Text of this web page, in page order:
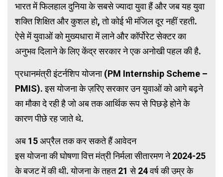
भारत में फिलहाल दुनिया के सबसे ज्यादा युवा हैं और जब यह युवा
शक्ति शिक्षित और कुशल हो, तो कोई भी मंजिल दूर नहीं रहती.
ऐसे में युवाओं को मुख्यधारा में लाने और कॉर्पोरेट सेक्टर का
अनुभव दिलाने के लिए केंद्र सरकार ने एक अनोखी पहल की है.
प्रधानमंत्री इंटर्नशिप योजना (PM Internship Scheme –
PMIS). इस योजना के ज़रिए सरकार उन युवाओं को आगे बढ़ने
का मौका दे रही है जो अब तक आर्थिक रूप से पिछड़े होने के
कारण पीछे रह जाते थे.
अब 15 अप्रैल तक कर सकते हैं आवेदन
इस योजना की घोषणा वित्त मंत्री निर्मला सीतारमण ने 2024-25
के बजट में की थी. योजना के तहत 21 से 24 वर्ष की उम्र के